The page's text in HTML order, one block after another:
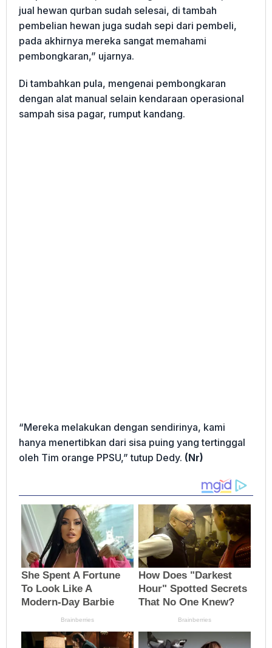
jual hewan qurban sudah selesai, di tambah
pembelian hewan juga sudah sepi dari pembeli,
pada akhirnya mereka sangat memahami
pembongkaran,” ujarnya.
Di tambahkan pula, mengenai pembongkaran
dengan alat manual selain kendaraan operasional
sampah sisa pagar, rumput kandang.
“Mereka melakukan dengan sendirinya, kami
hanya menertibkan dari sisa puing yang tertinggal
oleh Tim orange PPSU,” tutup Dedy. (Nr)